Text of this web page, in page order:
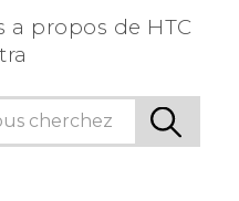
a propos de HTC